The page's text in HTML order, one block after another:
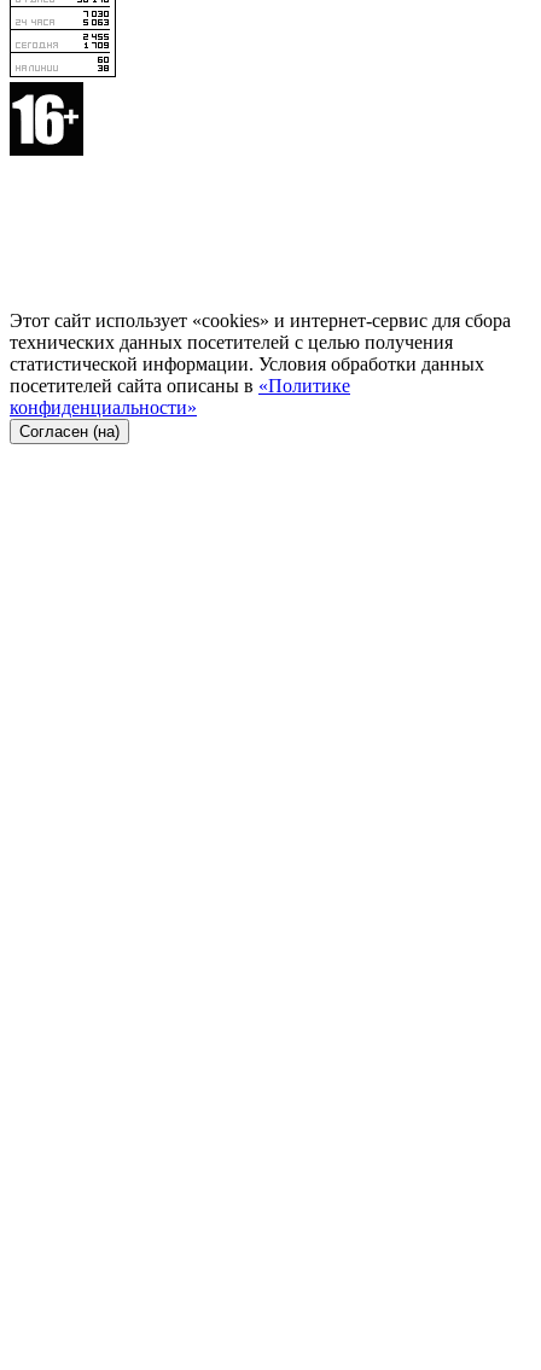
Этот сайт использует «cookies» и интернет-сервис для сбора
технических данных посетителей с целью получения
статистической информации. Условия обработки данных
посетителей сайта описаны в «Политике
конфиденциальности»
Согласен (на)